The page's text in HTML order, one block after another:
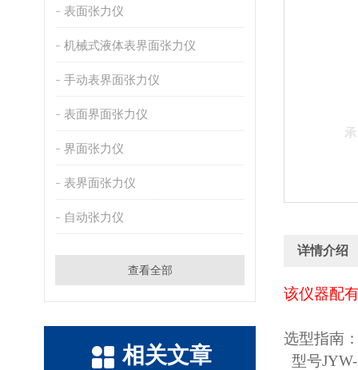
表面张力仪
机械式液体表界面张力仪
手动表界面张力仪
表面界面张力仪
界面张力仪
表界面张力仪
自动张力仪
查看全部
相关文章
详情介绍
该仪器配
选型指南
型号